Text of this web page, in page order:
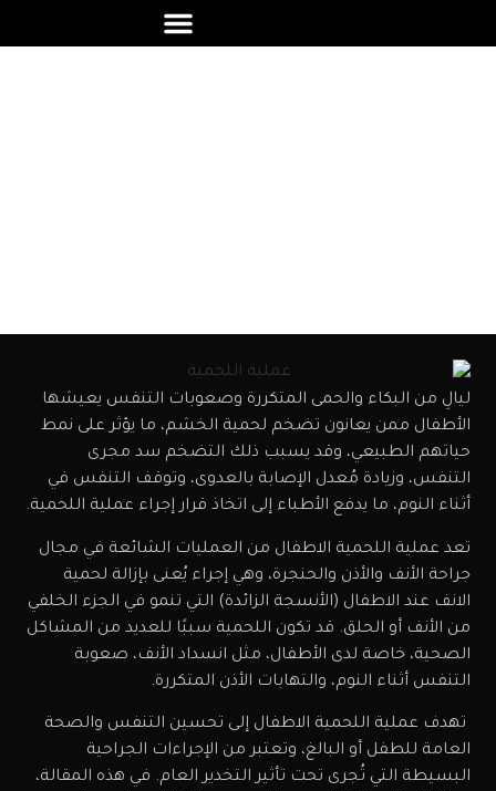
ليالِ من البكاء والحمى المتكررة وصعوبات التنفس يعيشها
الأطفال ممن يعانون تضخم لحمية الخشم، ما يؤثر على نمط
حياتهم الطبيعي، وقد يسبب ذلك التضخم سد مجرى
التنفس، وزيادة مُعدل الإصابة بالعدوى، وتوقف التنفس في
أثناء النوم، ما يدفع الأطباء إلى اتخاذ قرار إجراء عملية اللحمية.
تعد عملية اللحمية الاطفال من العمليات الشائعة في مجال
جراحة الأنف والأذن والحنجرة، وهي إجراء يُعنى بإزالة لحمية
الانف عند الاطفال (الأنسجة الزائدة) التي تنمو في الجزء الخلفي
من الأنف أو الحلق. قد تكون اللحمية سببًا للعديد من المشاكل
الصحية، خاصة لدى الأطفال، مثل انسداد الأنف، صعوبة
التنفس أثناء النوم، والتهابات الأذن المتكررة.
تهدف عملية اللحمية الاطفال إلى تحسين التنفس والصحة
العامة للطفل أو البالغ، وتعتبر من الإجراءات الجراحية
البسيطة التي تُجرى تحت تأثير التخدير العام. في هذه المقالة،